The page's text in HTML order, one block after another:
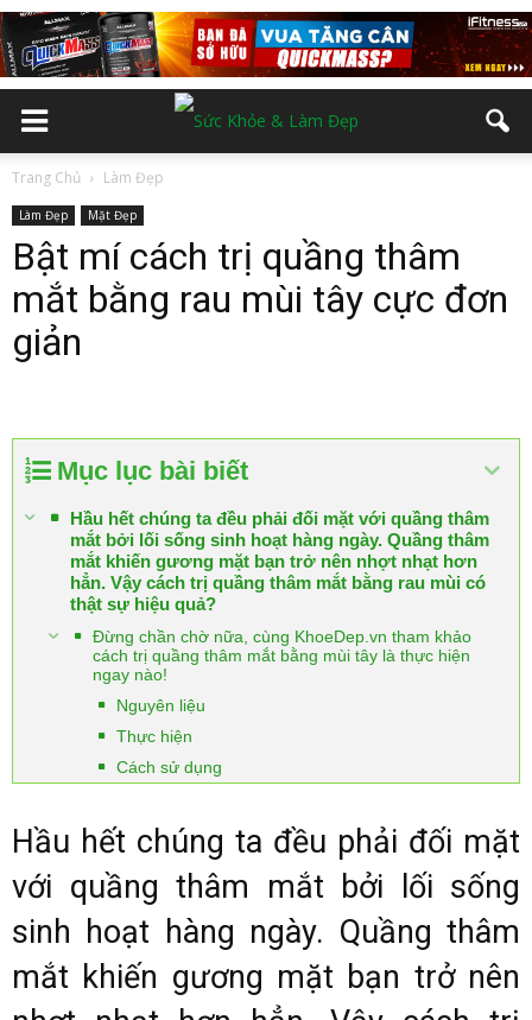
Trang Chủ Làm Đẹp
Làm Đẹp Mặt Đẹp
Bật mí cách trị quầng thâm
mắt bằng rau mùi tây cực đơn
giản
Mục lục bài biết
Hầu hết chúng ta đều phải đối mặt với quầng thâm
mắt bởi lối sống sinh hoạt hàng ngày. Quầng thâm
mắt khiến gương mặt bạn trở nên nhợt nhạt hơn
hẳn. Vậy cách trị quầng thâm mắt bằng rau mùi có
thật sự hiệu quả?
Đừng chần chờ nữa, cùng KhoeDep.vn tham khảo
cách trị quầng thâm mắt bằng mùi tây là thực hiện
ngay nào!
Nguyên liệu
Thực hiện
Cách sử dụng
Hầu hết chúng ta đều phải đối mặt
với quầng thâm mắt bởi lối sống
sinh hoạt hàng ngày. Quầng thâm
mắt khiến gương mặt bạn trở nên